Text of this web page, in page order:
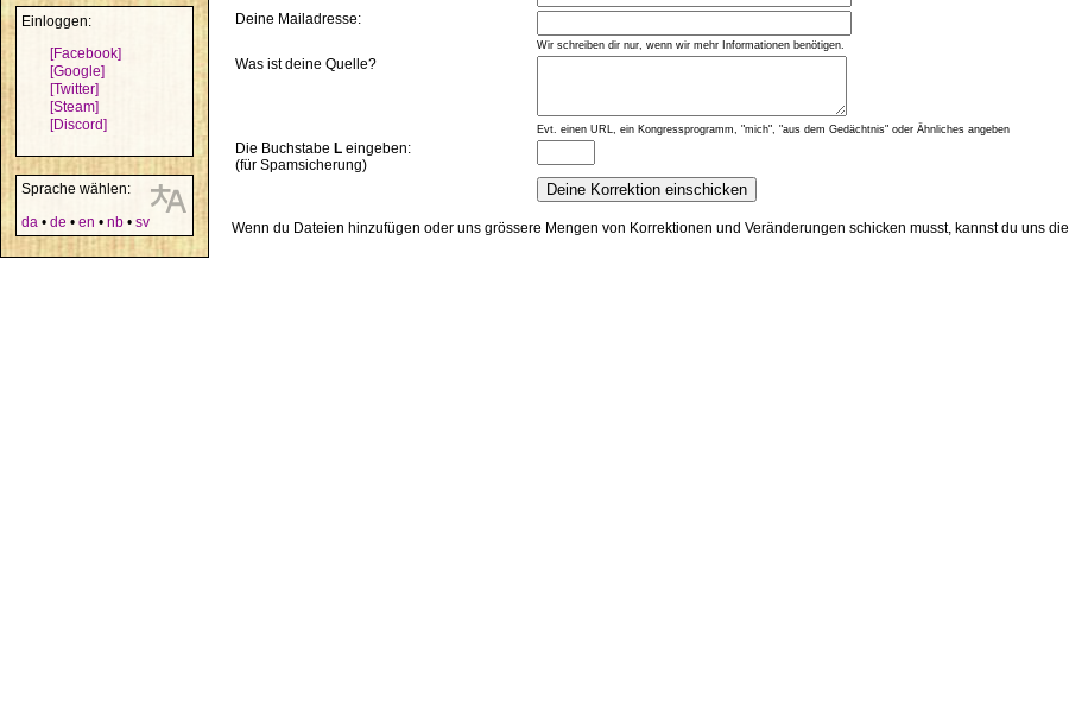
Einloggen:
[Facebook]
[Google]
[Twitter]
[Steam]
[Discord]
Sprache wählen:
da • de • en • nb • sv
Deine Mailadresse:
Wir schreiben dir nur, wenn wir mehr Informationen benötigen.
Was ist deine Quelle?
Evt. einen URL, ein Kongressprogramm, "mich", "aus dem Gedächtnis" oder Ähnliches angeben
Die Buchstabe L eingeben:
(für Spamsicherung)
Wenn du Dateien hinzufügen oder uns grössere Mengen von Korrektionen und Veränderungen schicken musst, kannst du uns